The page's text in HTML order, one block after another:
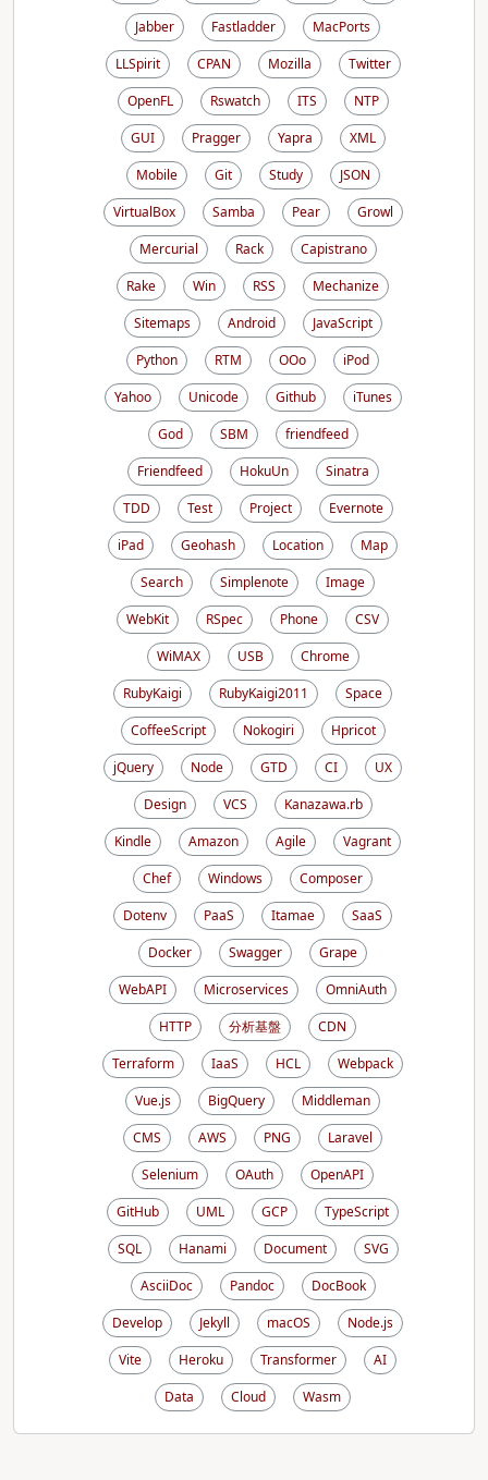
Jabber
Fastladder
MacPorts
LLSpirit
CPAN Mozilla
Twitter
OpenFL
Rswatch ITS
NTP
GUI
Pragger Yapra
XML
Mobile
Git Study
JSON
VirtualBox
Samba Pear
Growl
Mercurial
Rack
Capistrano
Rake
Win RSS
Mechanize
Sitemaps
Android
JavaScript
Python
RTM OOo
iPod
Yahoo
Unicode Github
iTunes
God
SBM
friendfeed
Friendfeed
HokuUn
Sinatra
TDD
Test Project
Evernote
iPad
Geohash Location
Map
Search
Simplenote
Image
WebKit
RSpec Phone
CSV
WiMAX
USB
Chrome
RubyKaigi
RubyKaigi2011
Space
CoffeeScript
Nokogiri
Hpricot
jQuery
Node GTD CI
UX
Design
VCS
Kanazawa.rb
Kindle
Amazon Agile
Vagrant
Chef
Windows
Composer
Dotenv
PaaS Itamae
SaaS
Docker
Swagger
Grape
WebAPI
Microservices
OmniAuth
HTTP
分析基盤
CDN
Terraform
IaaS HCL
Webpack
Vue.js
BigQuery
Middleman
CMS
AWS PNG
Laravel
Selenium
OAuth
OpenAPI
GitHub
UML GCP
TypeScript
SQL
Hanami Document
SVG
AsciiDoc
Pandoc
DocBook
Develop
Jekyll macOS
Node.js
Vite
Heroku Transformer
AI
Data
Cloud Wasm